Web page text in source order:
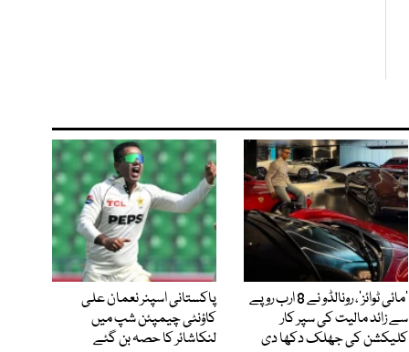
’مائی ٹوائز‘، رونالڈو نے 8 ارب روپے
سے زائد مالیت کی سپر کار
کلیکشن کی جھلک دکھا دی
پاکستانی اسپنر نعمان علی
کاؤنٹی چیمپئن شپ میں
لنکاشائر کا حصہ بن گئے